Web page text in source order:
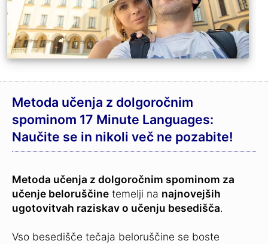
Metoda učenja z dolgoročnim
spominom 17 Minute Languages:
Naučite se in nikoli več ne pozabite!
Metoda učenja z dolgoročnim spominom za
učenje beloruščine temelji na najnovejših
ugotovitvah raziskav o učenju besedišča.
Vso besedišče tečaja beloruščine se boste